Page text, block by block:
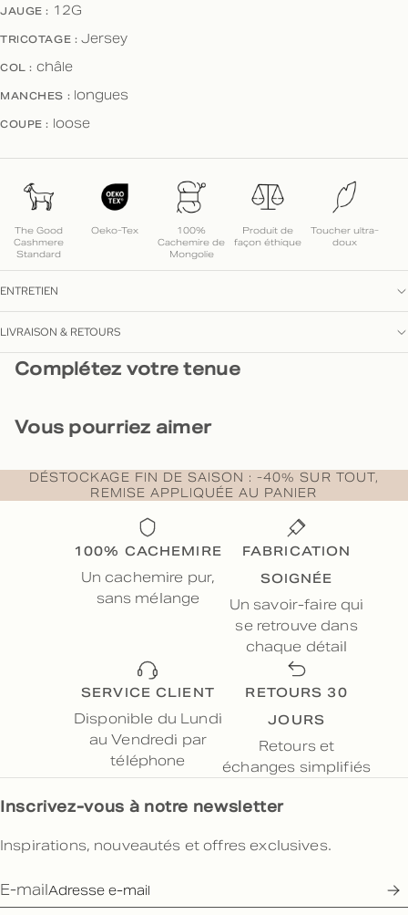
JAUGE : 12G
TRICOTAGE : Jersey
COL : châle
MANCHES : longues
COUPE : loose
The Good
Cashmere
Standard
Oeko-Tex
100%
Cachemire de
Mongolie
Produit de
façon éthique
Toucher ultra-
doux
ENTRETIEN
LIVRAISON & RETOURS
Complétez votre tenue
Vous pourriez aimer
DÉSTOCKAGE FIN DE SAISON : -40% SUR TOUT,
REMISE APPLIQUÉE AU PANIER
100% CACHEMIRE
Un cachemire pur,
sans mélange
FABRICATION
SOIGNÉE
Un savoir-faire qui
se retrouve dans
chaque détail
SERVICE CLIENT
Disponible du Lundi
au Vendredi par
téléphone
RETOURS 30
JOURS
Retours et
échanges simplifiés
Inscrivez-vous à notre newsletter
Inspirations, nouveautés et offres exclusives.
E-mail